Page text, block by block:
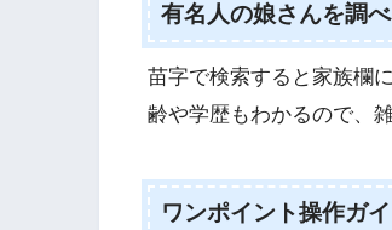
有名人の娘さんを調
苗字で検索すると家族欄
齢や学歴もわかるので、
ワンポイント操作ガ